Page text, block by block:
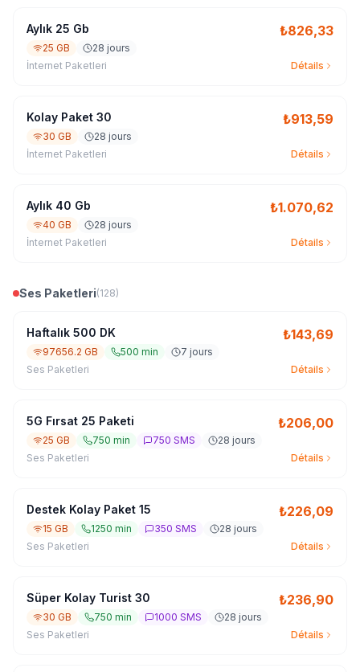
Aylık 25 Gb ₺826,33
25 GB
28 jours
İnternet Paketleri
Détails
Kolay Paket 30 ₺913,59
30 GB
28 jours
İnternet Paketleri
Détails
Aylık 40 Gb ₺1.070,62
40 GB
28 jours
İnternet Paketleri
Détails
Ses Paketleri(128)
Haftalık 500 DK ₺143,69
97656.2 GB 500 min
7 jours
Ses Paketleri
Détails
5G Fırsat 25 Paketi ₺206,00
25 GB 750 min 750 SMS
28 jours
Ses Paketleri
Détails
Destek Kolay Paket 15 ₺226,09
15 GB 1250 min 350 SMS
28 jours
Ses Paketleri
Détails
Süper Kolay Turist 30 ₺236,90
30 GB 750 min 1000 SMS
28 jours
Ses Paketleri
Détails